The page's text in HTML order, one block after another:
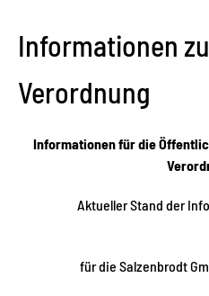
Informationen
Verordnung
Informationen für die
Aktueller Stand der
für die Salzenbrodt